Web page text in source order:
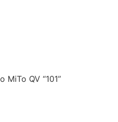
QV “101”